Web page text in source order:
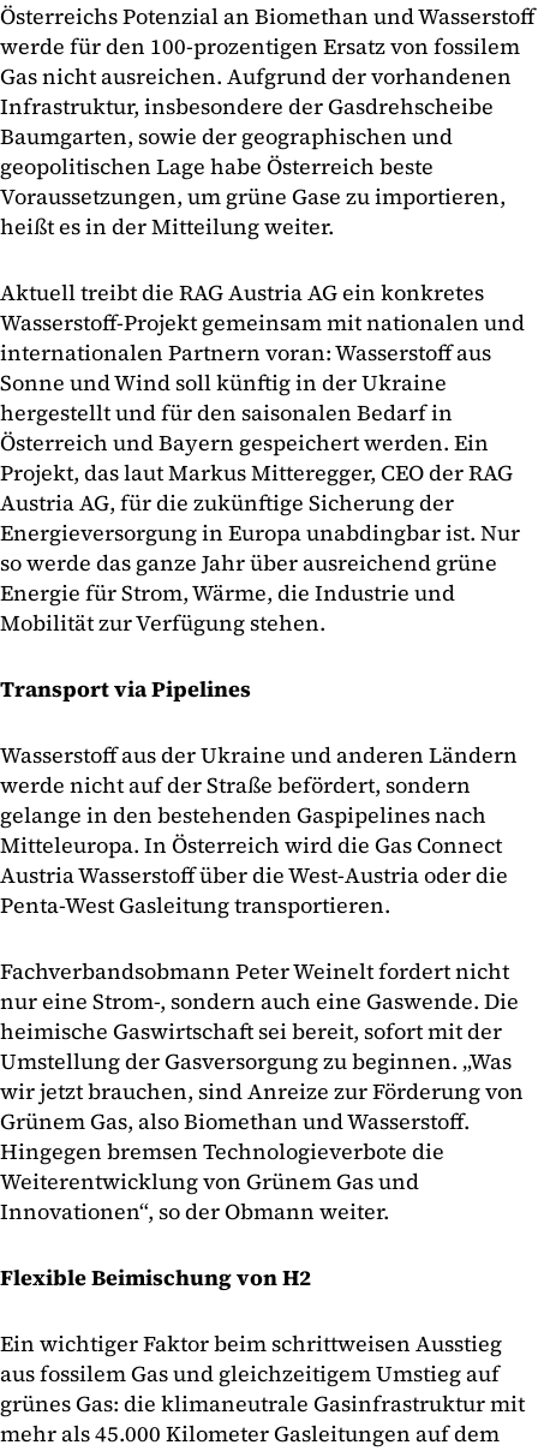
Österreichs Potenzial an Biomethan und Wasserstoff
werde für den 100-prozentigen Ersatz von fossilem
Gas nicht ausreichen. Aufgrund der vorhandenen
Infrastruktur, insbesondere der Gasdrehscheibe
Baumgarten, sowie der geographischen und
geopolitischen Lage habe Österreich beste
Voraussetzungen, um grüne Gase zu importieren,
heißt es in der Mitteilung weiter.
Aktuell treibt die RAG Austria AG ein konkretes
Wasserstoff-Projekt gemeinsam mit nationalen und
internationalen Partnern voran: Wasserstoff aus
Sonne und Wind soll künftig in der Ukraine
hergestellt und für den saisonalen Bedarf in
Österreich und Bayern gespeichert werden. Ein
Projekt, das laut Markus Mitteregger, CEO der RAG
Austria AG, für die zukünftige Sicherung der
Energieversorgung in Europa unabdingbar ist. Nur
so werde das ganze Jahr über ausreichend grüne
Energie für Strom, Wärme, die Industrie und
Mobilität zur Verfügung stehen.
Transport via Pipelines
Wasserstoff aus der Ukraine und anderen Ländern
werde nicht auf der Straße befördert, sondern
gelange in den bestehenden Gaspipelines nach
Mitteleuropa. In Österreich wird die Gas Connect
Austria Wasserstoff über die West-Austria oder die
Penta-West Gasleitung transportieren.
Fachverbandsobmann Peter Weinelt fordert nicht
nur eine Strom-, sondern auch eine Gaswende. Die
heimische Gaswirtschaft sei bereit, sofort mit der
Umstellung der Gasversorgung zu beginnen. „Was
wir jetzt brauchen, sind Anreize zur Förderung von
Grünem Gas, also Biomethan und Wasserstoff.
Hingegen bremsen Technologieverbote die
Weiterentwicklung von Grünem Gas und
Innovationen“, so der Obmann weiter.
Flexible Beimischung von H2
Ein wichtiger Faktor beim schrittweisen Ausstieg
aus fossilem Gas und gleichzeitigem Umstieg auf
grünes Gas: die klimaneutrale Gasinfrastruktur mit
mehr als 45.000 Kilometer Gasleitungen auf dem